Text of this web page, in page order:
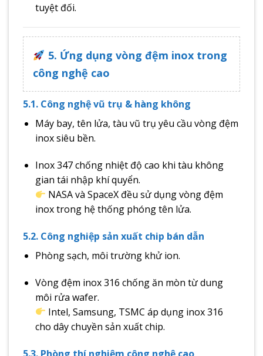
tuyệt đối.
5. Ứng dụng vòng đệm inox trong
công nghệ cao
5.1. Công nghệ vũ trụ & hàng không
Máy bay, tên lửa, tàu vũ trụ yêu cầu vòng đệm
inox siêu bền.
Inox 347 chống nhiệt độ cao khi tàu không
gian tái nhập khí quyển.
NASA và SpaceX đều sử dụng vòng đệm
inox trong hệ thống phóng tên lửa.
5.2. Công nghiệp sản xuất chip bán dẫn
Phòng sạch, môi trường khử ion.
Vòng đệm inox 316 chống ăn mòn từ dung
môi rửa wafer.
Intel, Samsung, TSMC áp dụng inox 316
cho dây chuyền sản xuất chip.